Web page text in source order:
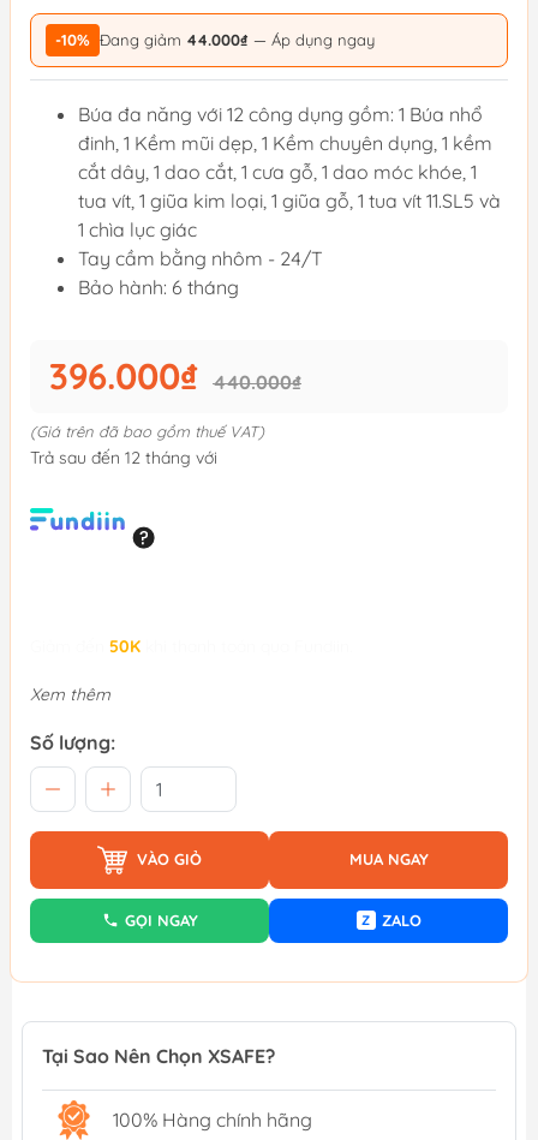
-10% Đang giảm 44.000₫ — Áp dụng ngay
Búa đa năng với 12 công dụng gồm: 1 Búa nhổ
đinh, 1 Kềm mũi dẹp, 1 Kềm chuyên dụng, 1 kềm
cắt dây, 1 dao cắt, 1 cưa gỗ, 1 dao móc khóe, 1
tua vít, 1 giũa kim loại, 1 giũa gỗ, 1 tua vít 11.SL5 và
1 chìa lục giác
Tay cầm bằng nhôm - 24/T
Bảo hành: 6 tháng
396.000₫ 440.000₫
(Giá trên đã bao gồm thuế VAT)
Trả sau đến 12 tháng với
50K
Xem thêm
Số lượng:
VÀO GIỎ MUA NGAY
GỌI NGAY Z ZALO
Tại Sao Nên Chọn XSAFE?
100% Hàng chính hãng